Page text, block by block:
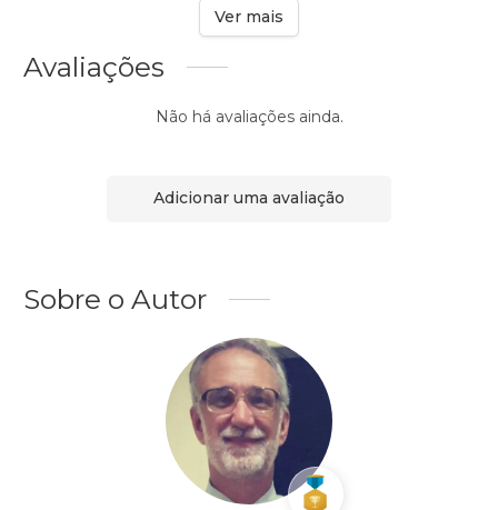
Ver mais
Avaliações
Não há avaliações ainda.
Adicionar uma avaliação
Sobre o Autor